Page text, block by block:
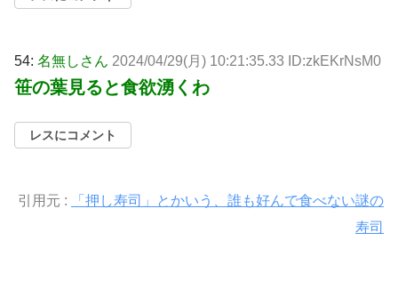
54: 名無しさん 2024/04/29(月) 10:21:35.33 ID:zkEKrNsM0
笹の葉見ると食欲湧くわ
レスにコメント
引用元 :
「押し寿司」とかいう、誰も好んで食べない謎の
寿司